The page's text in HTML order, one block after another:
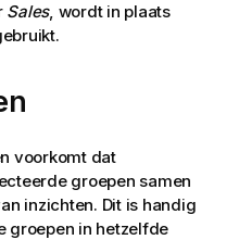
Sales, wordt in plaats
voorkomt dat
groepen samen
inzichten. Dit is handig
groepen in hetzelfde